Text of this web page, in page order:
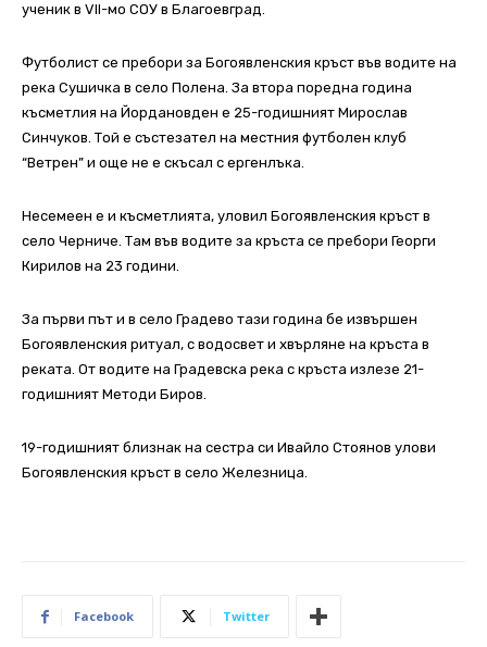
ученик в VII-мо СОУ в Благоевград.
Футболист се пребори за Богоявленския кръст във водите на
река Сушичка в село Полена. За втора поредна година
късметлия на Йордановден е 25-годишният Мирослав
Синчуков. Той е състезател на местния футболен клуб
“Ветрен” и още не е скъсал с ергенлъка.
Несемеен е и късметлията, уловил Богоявленския кръст в
село Черниче. Там във водите за кръста се пребори Георги
Кирилов на 23 години.
За първи път и в село Градево тази година бе извършен
Богоявленския ритуал, с водосвет и хвърляне на кръста в
реката. От водите на Градевска река с кръста излезе 21-
годишният Методи Биров.
19-годишният близнак на сестра си Ивайло Стоянов улови
Богоявленския кръст в село Железница.
Facebook Twitter